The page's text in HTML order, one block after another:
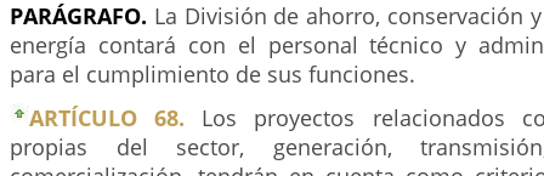
PARÁGRAFO. La División de ahorro, conservación
energía contará con el personal técnico y
para el cumplimiento de sus funciones.
ARTÍCULO 68. Los proyectos relacionados
propias del sector, generación,